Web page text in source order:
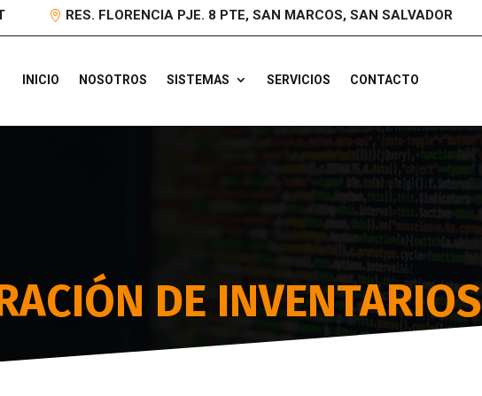
RES. FLORENCIA PJE. 8 PTE, SAN MARCOS, SAN SALVADOR
INICIO NOSOTROS SISTEMAS SERVICIOS CONTACTO
DE INVENTARIOS